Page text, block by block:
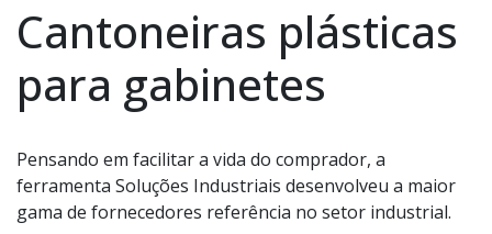
Cantoneiras plásticas
para gabinetes
Pensando em facilitar a vida do comprador, a
ferramenta Soluções Industriais desenvolveu a maior
gama de fornecedores referência no setor industrial.